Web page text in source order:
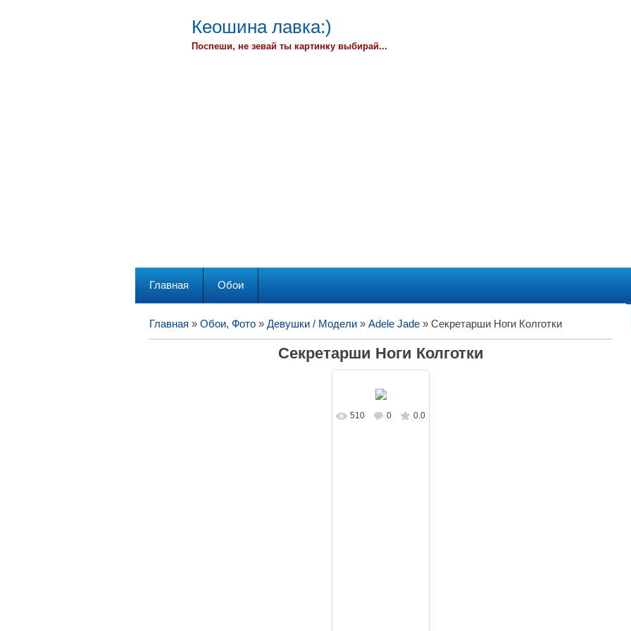
Кеошина лавка:)
Поспеши, не зевай ты картинку выбирай...
Главная Обои
Главная » Обои, Фото » Девушки / Модели » Adele Jade » Секретарши Ноги Колготки
Секретарши Ноги Колготки
В реальном
510 0 0.0